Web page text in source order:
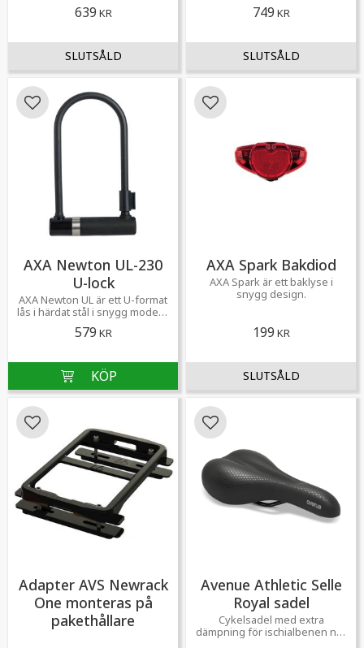
639 KR
bära med sig
749 KR
AXA Newton UL-230
U-lock
AXA Newton UL är ett U-format
lås i härdat stål i snygg modern
579 KR
Lägg till i favoriter
AXA Spark Bakdiod
AXA Spark är ett baklyse i
snygg design.
199 KR
Lägg till i favoriter
Adapter AVS Newrack
One monteras på
pakethållare
Lägg till i favoriter
Avenue Athletic Selle
Royal sadel
Cykelsadel med extra
dämpning för ischialbenen när
Lägg till i favoriter